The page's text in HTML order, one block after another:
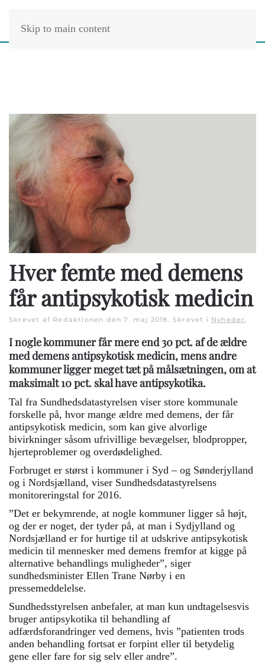
Skip to main content
Hver femte med demens
får antipsykotisk medicin
Skrevet af Redaktionen den7. maj 2018. Skrevet i Nyheder.
I nogle kommuner får mere end 30 pct. af de ældre
med demens antipsykotisk medicin, mens andre
kommuner ligger meget tæt på målsætningen, om at
maksimalt 10 pct. skal have antipsykotika.
Tal fra Sundhedsdatastyrelsen viser store kommunale
forskelle på, hvor mange ældre med demens, der får
antipsykotisk medicin, som kan give alvorlige
bivirkninger såsom ufrivillige bevægelser, blodpropper,
hjerteproblemer og overdødelighed.
Forbruget er størst i kommuner i Syd – og Sønderjylland
og i Nordsjælland, viser Sundhedsdatastyrelsens
monitoreringstal for 2016.
”Det er bekymrende, at nogle kommuner ligger så højt,
og der er noget, der tyder på, at man i Sydjylland og
Nordsjælland er for hurtige til at udskrive antipsykotisk
medicin til mennesker med demens fremfor at kigge på
alternative behandlings muligheder”, siger
sundhedsminister Ellen Trane Nørby i en
pressemeddelelse.
Sundhedsstyrelsen anbefaler, at man kun undtagelsesvis
bruger antipsykotika til behandling af
adfærdsforandringer ved demens, hvis ”patienten trods
anden behandling fortsat er forpint eller til betydelig
gene eller fare for sig selv eller andre”.